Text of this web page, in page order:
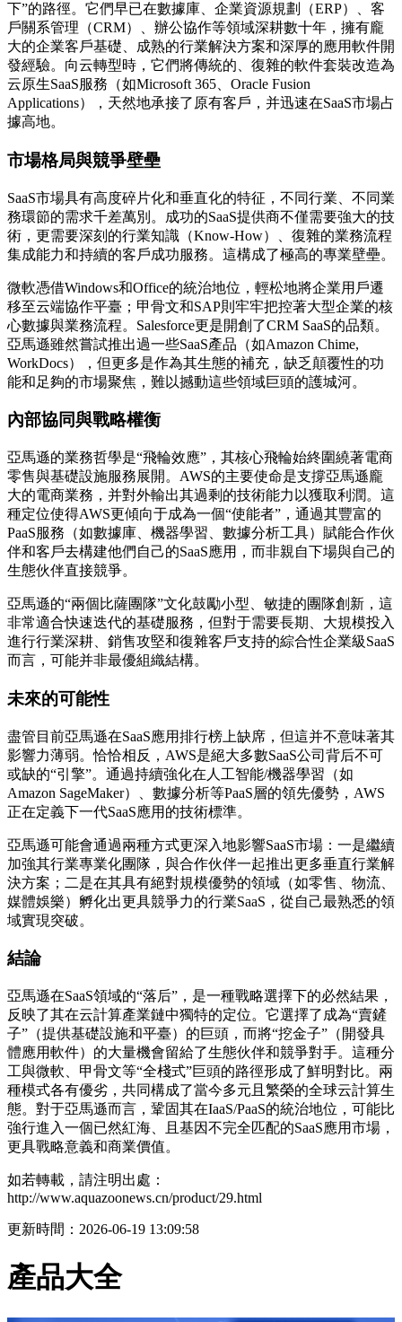
下”的路徑。它們早已在數據庫、企業資源規劃（ERP）、客
戶關系管理（CRM）、辦公協作等領域深耕數十年，擁有龐
大的企業客戶基礎、成熟的行業解決方案和深厚的應用軟件開
發經驗。向云轉型時，它們將傳統的、復雜的軟件套裝改造為
云原生SaaS服務（如Microsoft 365、Oracle Fusion
Applications），天然地承接了原有客戶，并迅速在SaaS市場占
據高地。
市場格局與競爭壁壘
SaaS市場具有高度碎片化和垂直化的特征，不同行業、不同業
務環節的需求千差萬別。成功的SaaS提供商不僅需要強大的技
術，更需要深刻的行業知識（Know-How）、復雜的業務流程
集成能力和持續的客戶成功服務。這構成了極高的專業壁壘。
微軟憑借Windows和Office的統治地位，輕松地將企業用戶遷
移至云端協作平臺；甲骨文和SAP則牢牢把控著大型企業的核
心數據與業務流程。Salesforce更是開創了CRM SaaS的品類。
亞馬遜雖然嘗試推出過一些SaaS產品（如Amazon Chime,
WorkDocs），但更多是作為其生態的補充，缺乏顛覆性的功
能和足夠的市場聚焦，難以撼動這些領域巨頭的護城河。
內部協同與戰略權衡
亞馬遜的業務哲學是“飛輪效應”，其核心飛輪始終圍繞著電商
零售與基礎設施服務展開。AWS的主要使命是支撐亞馬遜龐
大的電商業務，并對外輸出其過剩的技術能力以獲取利潤。這
種定位使得AWS更傾向于成為一個“使能者”，通過其豐富的
PaaS服務（如數據庫、機器學習、數據分析工具）賦能合作伙
伴和客戶去構建他們自己的SaaS應用，而非親自下場與自己的
生態伙伴直接競爭。
亞馬遜的“兩個比薩團隊”文化鼓勵小型、敏捷的團隊創新，這
非常適合快速迭代的基礎服務，但對于需要長期、大規模投入
進行行業深耕、銷售攻堅和復雜客戶支持的綜合性企業級SaaS
而言，可能并非最優組織結構。
未來的可能性
盡管目前亞馬遜在SaaS應用排行榜上缺席，但這并不意味著其
影響力薄弱。恰恰相反，AWS是絕大多數SaaS公司背后不可
或缺的“引擎”。通過持續強化在人工智能/機器學習（如
Amazon SageMaker）、數據分析等PaaS層的領先優勢，AWS
正在定義下一代SaaS應用的技術標準。
亞馬遜可能會通過兩種方式更深入地影響SaaS市場：一是繼續
加強其行業專業化團隊，與合作伙伴一起推出更多垂直行業解
決方案；二是在其具有絕對規模優勢的領域（如零售、物流、
媒體娛樂）孵化出更具競爭力的行業SaaS，從自己最熟悉的領
域實現突破。
結論
亞馬遜在SaaS領域的“落后”，是一種戰略選擇下的必然結果，
反映了其在云計算產業鏈中獨特的定位。它選擇了成為“賣鏟
子”（提供基礎設施和平臺）的巨頭，而將“挖金子”（開發具
體應用軟件）的大量機會留給了生態伙伴和競爭對手。這種分
工與微軟、甲骨文等“全棧式”巨頭的路徑形成了鮮明對比。兩
種模式各有優劣，共同構成了當今多元且繁榮的全球云計算生
態。對于亞馬遜而言，鞏固其在IaaS/PaaS的統治地位，可能比
強行進入一個已然紅海、且基因不完全匹配的SaaS應用市場，
更具戰略意義和商業價值。
如若轉載，請注明出處：
http://www.aquazoonews.cn/product/29.html
更新時間：2026-06-19 13:09:58
產品大全